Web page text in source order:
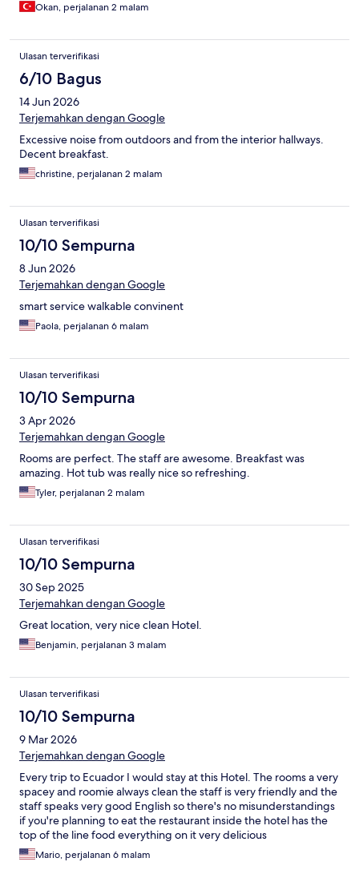
Okan, perjalanan 2 malam
Ulasan terverifikasi
6/10 Bagus
14 Jun 2026
Terjemahkan dengan Google
Excessive noise from outdoors and from the interior hallways.
Decent breakfast.
christine, perjalanan 2 malam
Ulasan terverifikasi
10/10 Sempurna
8 Jun 2026
Terjemahkan dengan Google
smart service walkable convinent
Paola, perjalanan 6 malam
Ulasan terverifikasi
10/10 Sempurna
3 Apr 2026
Terjemahkan dengan Google
Rooms are perfect. The staff are awesome. Breakfast was
amazing. Hot tub was really nice so refreshing.
Tyler, perjalanan 2 malam
Ulasan terverifikasi
10/10 Sempurna
30 Sep 2025
Terjemahkan dengan Google
Great location, very nice clean Hotel.
Benjamin, perjalanan 3 malam
Ulasan terverifikasi
10/10 Sempurna
9 Mar 2026
Terjemahkan dengan Google
Every trip to Ecuador I would stay at this Hotel. The rooms a very
spacey and roomie always clean the staff is very friendly and the
staff speaks very good English so there's no misunderstandings
if you're planning to eat the restaurant inside the hotel has the
top of the line food everything on it very delicious
Mario, perjalanan 6 malam